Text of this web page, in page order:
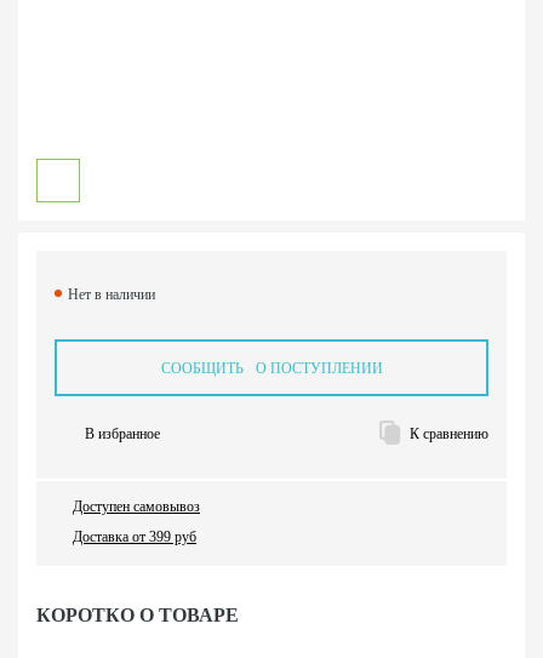
КОРОТКО О ТОВАРЕ
Нет в наличии
СООБЩИТЬ О ПОСТУПЛЕНИИ
В избранное К сравнению
Доступен самовывоз
Доставка от 399 руб